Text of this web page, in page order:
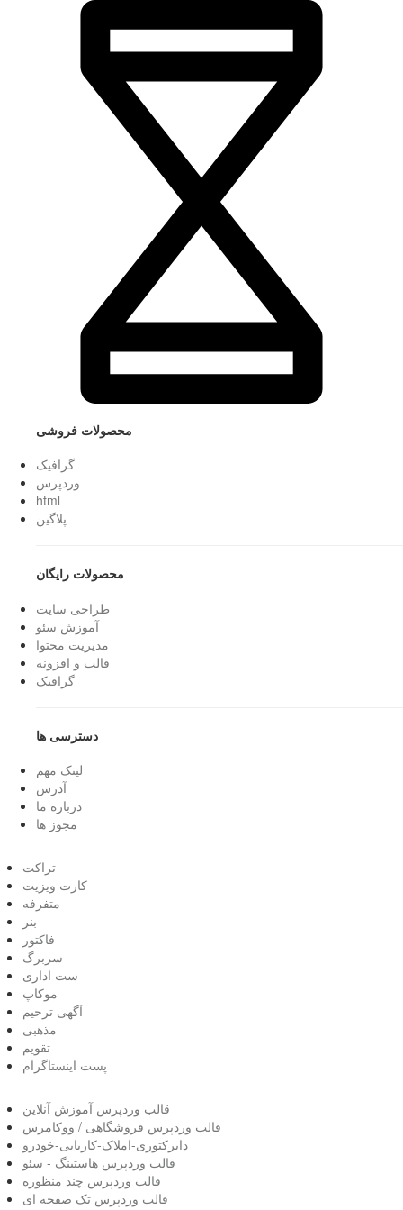
محصولات فروشی
گرافیک
وردپرس
html
پلاگین
محصولات رایگان
طراحی سایت
آموزش سئو
مدیریت محتوا
قالب و افزونه
گرافیک
دسترسی ها
لینک مهم
آدرس
درباره ما
مجوز ها
تراکت
کارت ویزیت
متفرفه
بنر
فاکتور
سربرگ
ست اداری
موکاپ
آگهی ترحیم
مذهبی
تقویم
پست اینستاگرام
قالب وردپرس آموزش آنلاین
قالب وردپرس فروشگاهی / ووکامرس
دایرکتوری-املاک-کاریابی-خودرو
قالب وردپرس هاستینگ - سئو
قالب وردپرس چند منظوره
قالب وردپرس تک صفحه ای